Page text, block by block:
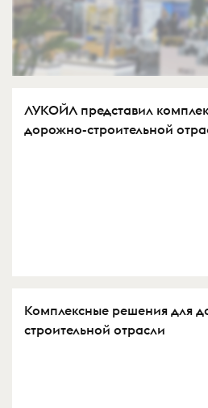
ЛУКОЙЛ представил
дорожно-строительной
Комплексные решения для
строительной отрасли